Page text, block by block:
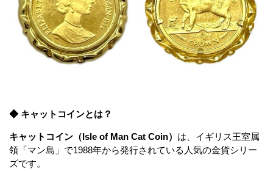
◆ キャットコインとは？
キャットコイン（Isle of Man Cat Coin） は、イギリス王室属
領「マン島」で1988年から発行されている人気の金貨シリー
ズです。